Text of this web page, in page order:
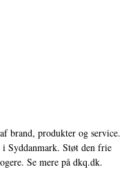
brand, produkter og service.
Syddanmark. Støt den frie
Se mere på dkq.dk.